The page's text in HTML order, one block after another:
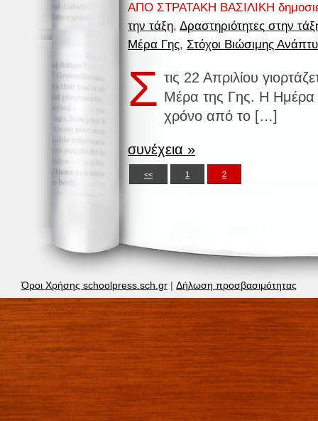
ΑΠΟ ΣΤΡΑΤΑΚΗ ΒΑΣΙΛΙΚΗ
την τάξη, Δραστηριότητες στην
Μέρα Γης, Στόχοι Βιώσιμης
Σ τις 22 Απριλίου
Μέρα της Γης. Η Ημέρα
χρόνο από το […]
συνέχεια »
<< 1 2
Όροι Χρήσης schoolpress.sch.gr | Δήλωση προσβασιμότητας